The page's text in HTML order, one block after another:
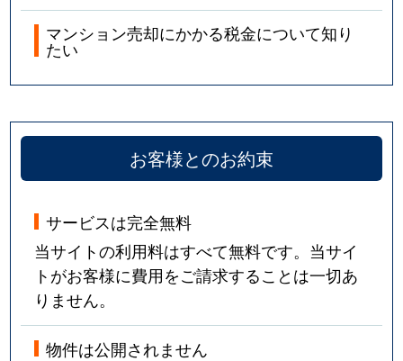
マンション売却にかかる税金について知り
たい
お客様とのお約束
サービスは完全無料
当サイトの利用料はすべて無料です。当サイ
トがお客様に費用をご請求することは一切あ
りません。
物件は公開されません